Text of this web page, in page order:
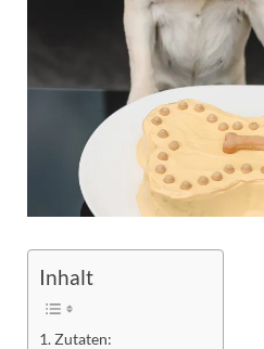
Inhalt
Zutaten: